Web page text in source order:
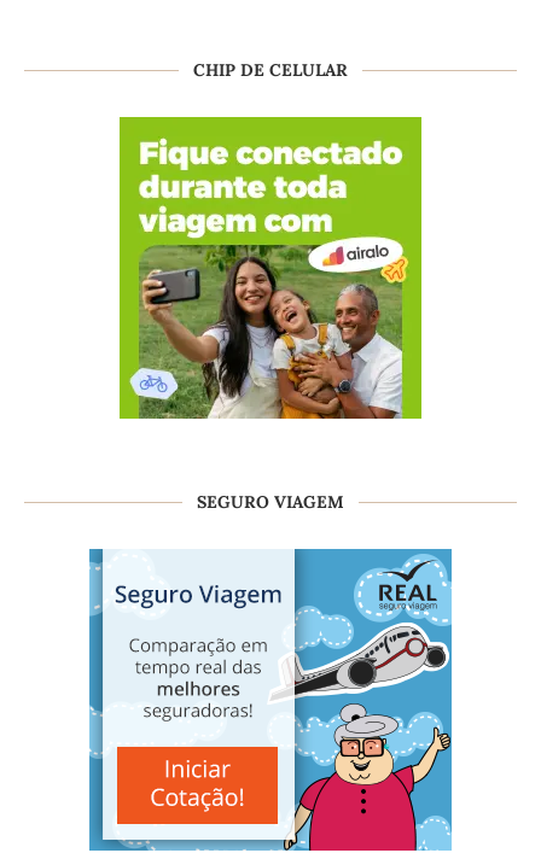
CHIP DE CELULAR
SEGURO VIAGEM